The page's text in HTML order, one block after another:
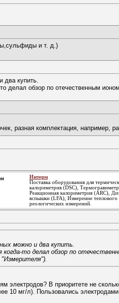
и т. д.)
два купить.
делал обзор по отечественным
разная комплектация, например,
Интерм
Поставка оборудования для
калориметрия (DSC),
Реакционная калориметрия (ARC),
вспышки (LFA), Измерение
реологических измерений.
можно и два купить.
когда-то делал обзор по
"Измерителя").
электродов? В приоритете не
10 мг/л). Пользовались